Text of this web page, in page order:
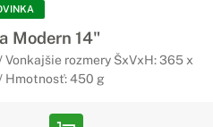
Modern 14"
Vonkajšie rozmery ŠxVxH: 365 x
Hmotnosť: 450 g